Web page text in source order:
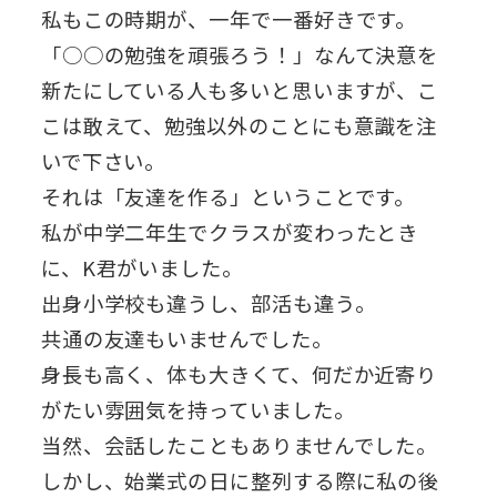
私もこの時期が、一年で一番好きです。
「○○の勉強を頑張ろう！」なんて決意を
新たにしている人も多いと思いますが、こ
こは敢えて、勉強以外のことにも意識を注
いで下さい。
それは「友達を作る」ということです。
私が中学二年生でクラスが変わったとき
に、K君がいました。
出身小学校も違うし、部活も違う。
共通の友達もいませんでした。
身長も高く、体も大きくて、何だか近寄り
がたい雰囲気を持っていました。
当然、会話したこともありませんでした。
しかし、始業式の日に整列する際に私の後